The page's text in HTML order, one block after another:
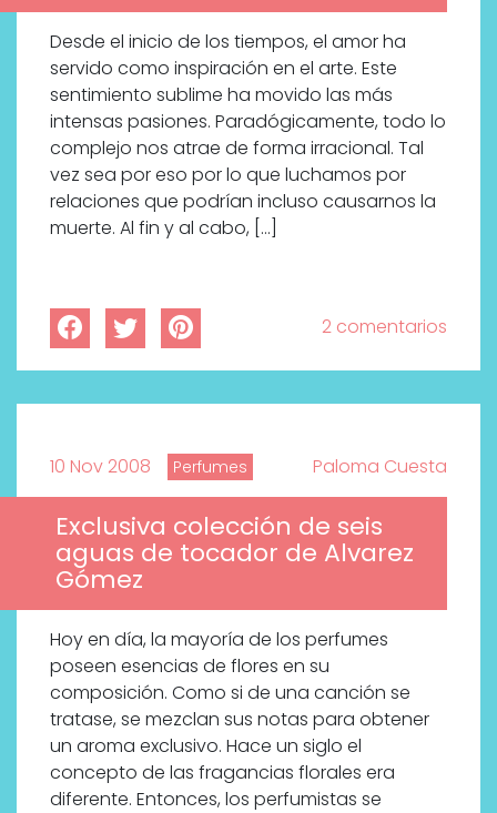
Desde el inicio de los tiempos, el amor ha
servido como inspiración en el arte. Este
sentimiento sublime ha movido las más
intensas pasiones. Paradógicamente, todo lo
complejo nos atrae de forma irracional. Tal
vez sea por eso por lo que luchamos por
relaciones que podrían incluso causarnos la
muerte. Al fin y al cabo, […]
2 comentarios
10 Nov 2008 Perfumes Paloma Cuesta
Exclusiva colección de seis
aguas de tocador de Alvarez
Gómez
Hoy en día, la mayoría de los perfumes
poseen esencias de flores en su
composición. Como si de una canción se
tratase, se mezclan sus notas para obtener
un aroma exclusivo. Hace un siglo el
concepto de las fragancias florales era
diferente. Entonces, los perfumistas se